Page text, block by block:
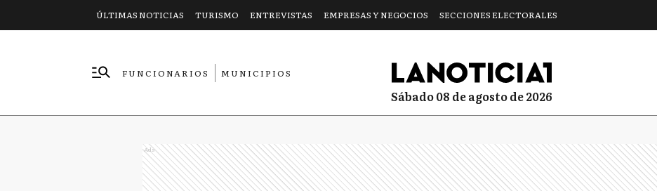
ÚLTIMAS NOTICIAS TURISMO ENTREVISTAS EMPRESAS Y NEGOCIOS SECCIONES ELECTORALES
FUNCIONARIOS
MUNICIPIOS
sábado 08 de agosto de 2026
Ads